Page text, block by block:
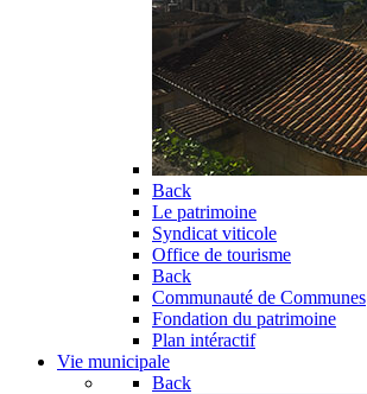
Back
Le patrimoine
Syndicat viticole
Office de tourisme
Back
Communauté de Communes
Fondation du patrimoine
Plan intéractif
Vie municipale
Back